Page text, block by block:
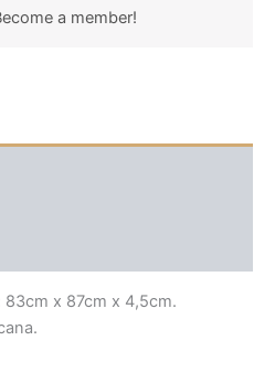
a member!
83cm x 87cm x 4,5cm.